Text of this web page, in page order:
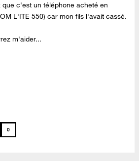
c'est un téléphone acheté en
L'ITE 550) car mon fils l'avait cassé.
m'aider...
0